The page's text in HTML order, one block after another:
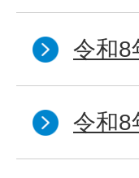
令和8
令和8